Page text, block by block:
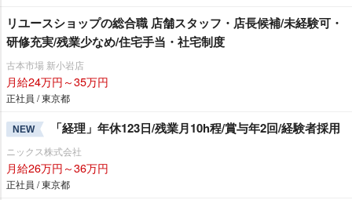
リユースショップの総合職 店舗スタッフ・店長候補/未経験可・
研修充実/残業少なめ/住宅手当・社宅制度
古本市場 新小岩店
月給24万円～35万円
正社員 / 東京都
NEW 「経理」年休123日/残業月10h程/賞与年2回/経験者採用
ニックス株式会社
月給26万円～36万円
正社員 / 東京都